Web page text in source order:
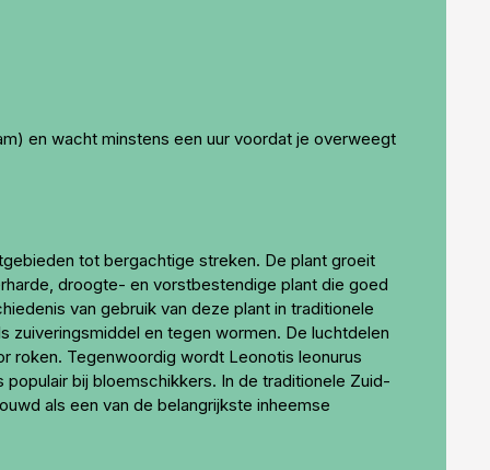
en wacht minstens een uur voordat je overweegt
tot bergachtige streken. De plant groeit
droogte- en vorstbestendige plant die goed
van gebruik van deze plant in traditionele
zuiveringsmiddel en tegen wormen. De luchtdelen
roken. Tegenwoordig wordt Leonotis leonurus
bij bloemschikkers. In de traditionele Zuid-
als een van de belangrijkste inheemse